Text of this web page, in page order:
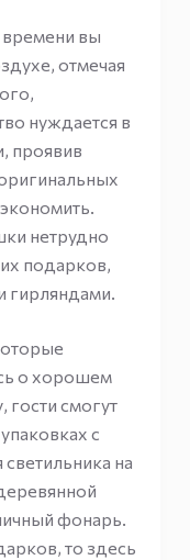
времени вы
отмечая
нуждается в
проявив
нетрудно
подарков,
гирляндами.
о хорошем
гости смогут
с
на
фонарь.
то здесь